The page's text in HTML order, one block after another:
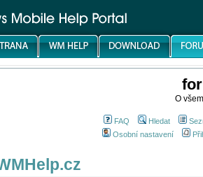
O
FAQ Hledat
Osobní nastavení